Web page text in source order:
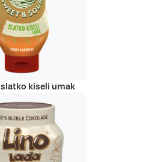
slatko kiseli umak